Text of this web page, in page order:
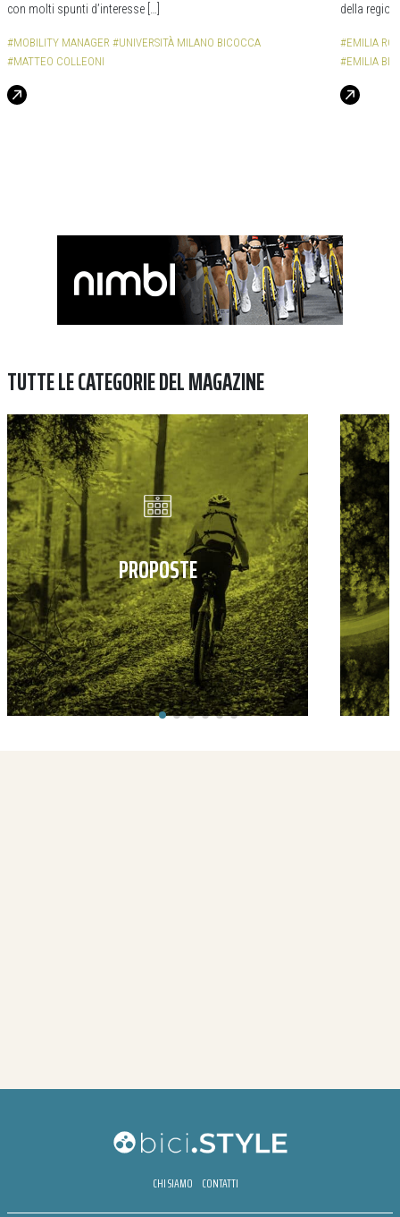
con molti spunti d’interesse […]
#MOBILITY MANAGER #UNIVERSITÀ MILANO BICOCCA
#MATTEO COLLEONI
della
#EMILIA
#EMILIA
TUTTE LE CATEGORIE DEL MAGAZINE
PROPOSTE
CHI SIAMO CONTATTI